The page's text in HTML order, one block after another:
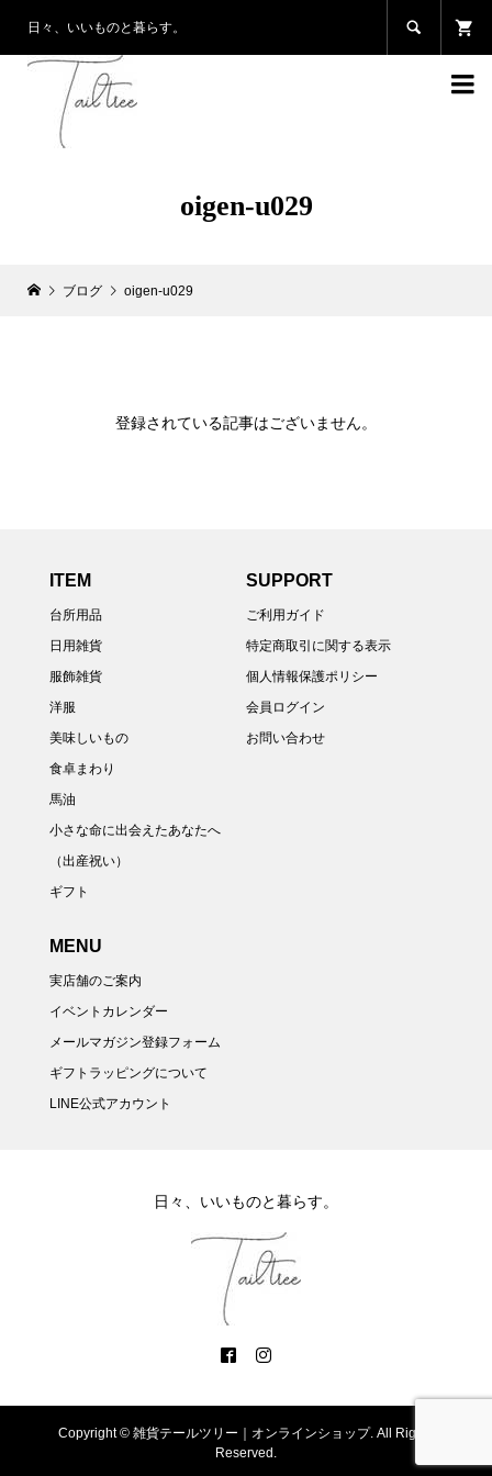
日々、いいものと暮らす。 

oigen-u029
ブログ oigen-u029
登録されている記事はございません。
ITEM
台所用品
日用雑貨
服飾雑貨
洋服
美味しいもの
食卓まわり
馬油
小さな命に出会えたあなたへ
（出産祝い）
ギフト
SUPPORT
ご利用ガイド
特定商取引に関する表示
個人情報保護ポリシー
会員ログイン
お問い合わせ
MENU
実店舗のご案内
イベントカレンダー
メールマガジン登録フォーム
ギフトラッピングについて
LINE公式アカウント
日々、いいものと暮らす。
Copyright © 雑貨テールツリー｜オンラインショップ. All Rights
Reserved.